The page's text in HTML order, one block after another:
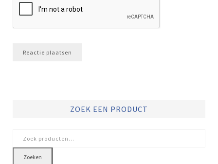
ZOEK EEN PRODUCT
naar:
Zoeken